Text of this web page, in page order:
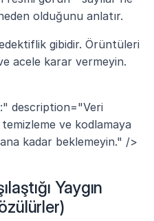
olduğunu anlatır.
gibidir. Örüntüleri
acele karar vermeyin.
description="Veri
ve kodlamaya
kadar beklemeyin." />
Yaygın